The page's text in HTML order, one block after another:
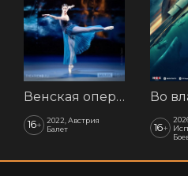
Венская опера: Времена года
16+
2022, Австрия
Балет
16+